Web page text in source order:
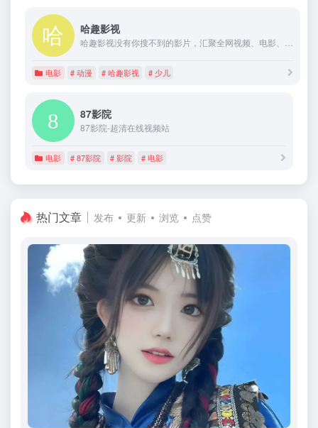
哈趣影视
哈趣影视没有你搜不到的影片，汇聚全网视频、电影、电视剧、综艺、动漫、少儿、纪录片资源内容，还有各种精彩短视频、小视频在线观看，让你尽情享受观影乐趣!
电影 # 动漫 # 哈趣影视 # 少儿
87影院
87影院-超清在线视频站
电影 # 87影院 # 影院 # 电影
热门文章 发布 更新 浏览 点赞